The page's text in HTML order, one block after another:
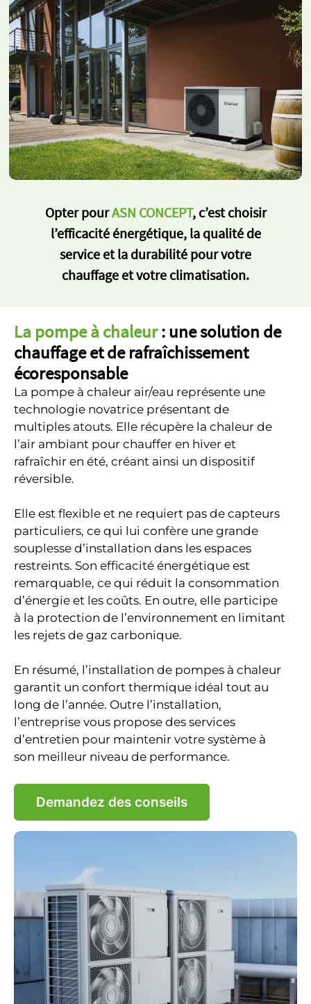
Opter pourASN CONCEPT, c’est choisir
l’efficacité énergétique, la qualité de
service et la durabilité pour votre
chauffage et votre climatisation.
La pompe à chaleur: une solution de
chauffage et de rafraîchissement
écoresponsable
La pompe à chaleur air/eau représente une
technologie novatrice présentant de
multiples atouts. Elle récupère la chaleur de
l’air ambiant pour chauffer en hiver et
rafraîchir en été, créant ainsi un dispositif
réversible.
Elle est flexible et ne requiert pas de capteurs
particuliers, ce qui lui confère une grande
souplesse d’installation dans les espaces
restreints. Son efficacité énergétique est
remarquable, ce qui réduit la consommation
d’énergie et les coûts. En outre, elle participe
à la protection de l’environnement en limitant
les rejets de gaz carbonique.
En résumé, l’installation de pompes à chaleur
garantit un confort thermique idéal tout au
long de l’année. Outre l’installation,
l’entreprise vous propose des services
d’entretien pour maintenir votre système à
son meilleur niveau de performance.
Demandez des conseils